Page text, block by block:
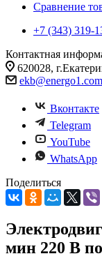
Сравнение
+7 (343) 319-
Контактная
620028,
ekb@energo1.com
Вконтакте
Telegram
YouTube
WhatsApp
Поделиться
мин 220 В